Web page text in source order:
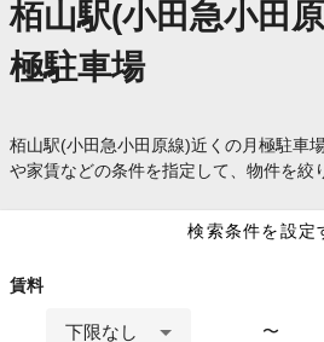
栢山駅(小田急小田
極駐車場
栢山駅(小田急小田原線)近くの月極駐車
や家賃などの条件を指定して、物件を絞
検索条件を設定
賃料
下限なし 〜